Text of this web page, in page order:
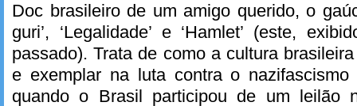
Doc brasileiro de um amigo querido, o
guri’, ‘Legalidade’ e ‘Hamlet’ (este,
passado). Trata de como a cultura
e exemplar na luta contra o
quando o Brasil participou de um leilão